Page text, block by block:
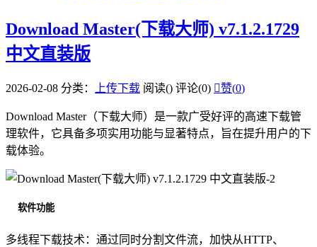
Download Master(下载大师) v7.1.2.1729
中文直装版
2026-02-08 分类： 上传下载 阅读() 评论(0) 赞(0)
Download Master（下载大师）是一款广受好评的高速下载管
理软件，它具备多项实用功能与显著特点，旨在提升用户的下
载体验。
软件功能
多线程下载技术：通过同时分割文件流，加快从HTTP、